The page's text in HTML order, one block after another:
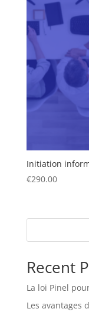
Initiation
€290.00
Recent
La loi Pinel
Les avantages